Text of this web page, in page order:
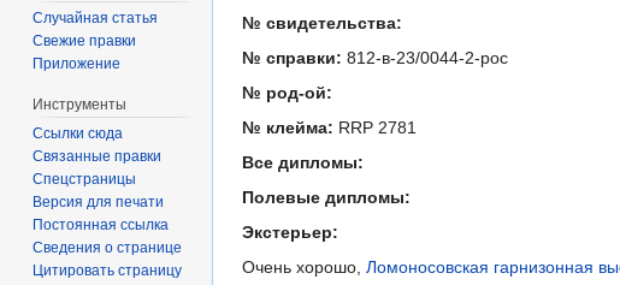
№ свидетельства:
№ справки: 812-в-23/0044-2-рос
№ род-ой:
№ клейма: RRP 2781
Все дипломы:
Полевые дипломы:
Экстерьер:
Очень хорошо, Ломоносовская гарнизонная
Случайная статья
Свежие правки
Приложение
Инструменты
Ссылки сюда
Связанные правки
Спецстраницы
Версия для печати
Постоянная ссылка
Сведения о странице
Цитировать страницу